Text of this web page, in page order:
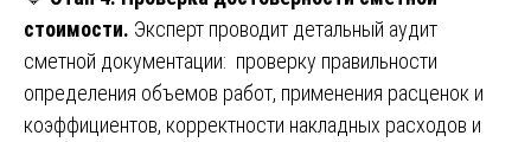
стоимости. Эксперт проводит детальный аудит
сметной документации: проверку правильности
определения объемов работ, применения расценок и
коэффициентов, корректности накладных расходов и